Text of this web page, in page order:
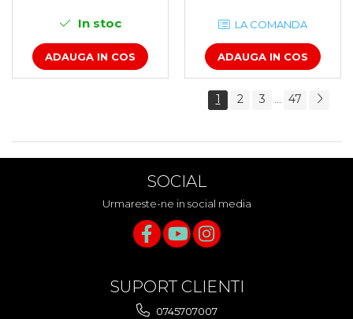
In stoc
ADAUGA IN COS
LA COMANDA
ADAUGA IN COS
1 2 3 47
SOCIAL
Urmareste-ne in social media
SUPORT CLIENTI
0745707007